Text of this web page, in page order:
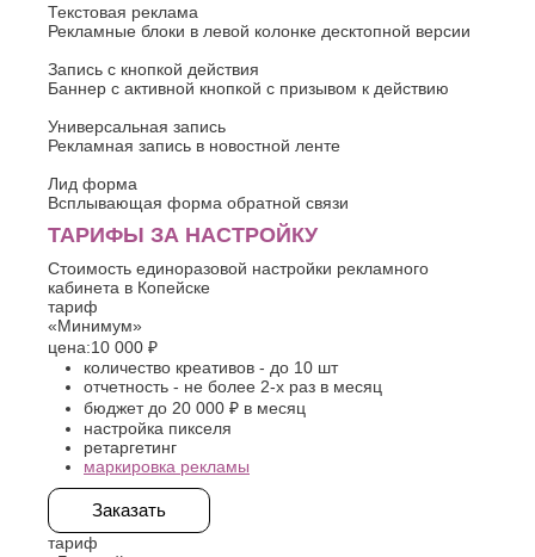
Текстовая реклама
Рекламные блоки в левой колонке десктопной версии
Запись с кнопкой действия
Баннер с активной кнопкой с призывом к действию
Универсальная запись
Рекламная запись в новостной ленте
Лид форма
Всплывающая форма обратной связи
ТАРИФЫ ЗА НАСТРОЙКУ
Стоимость единоразовой настройки рекламного
кабинета в Копейске
тариф
«Минимум»
цена:10 000 ₽
количество креативов - до 10 шт
отчетность - не более 2-х раз в месяц
бюджет до 20 000 ₽ в месяц
настройка пикселя
ретаргетинг
маркировка рекламы
Заказать
тариф